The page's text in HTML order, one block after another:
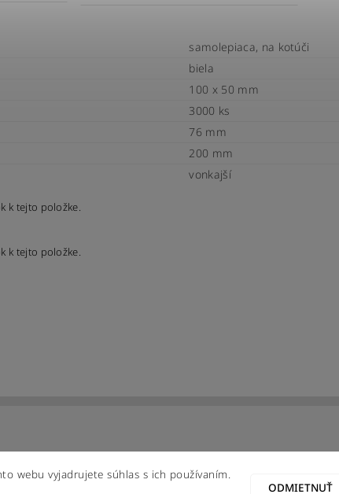
samolepiaca, na kotúči
biela
100 x 50 mm
3000 ks
76 mm
200 mm
vonkajší
k tejto položke.
k tejto položke.
s podmienkami ochrany osobných údajov
webu vyjadrujete súhlas s ich používaním.
ODMIETNUŤ